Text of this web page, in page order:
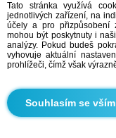
Vyhledávání
Tato stránka využívá
jednotlivých zařízení, na
účely a pro přizpůsobení
mohou být poskytnuty i
analýzy. Pokud budeš
vyhovuje aktuální
prohlížeči, čímž však